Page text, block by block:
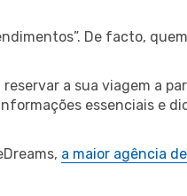
De facto,
a sua viagem a
essenciais e
a maior agência